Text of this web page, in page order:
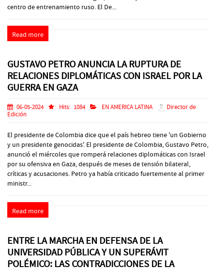
centro de entrenamiento ruso. El De...
Read more
GUSTAVO PETRO ANUNCIA LA RUPTURA DE
RELACIONES DIPLOMÁTICAS CON ISRAEL POR LA
GUERRA EN GAZA
06-05-2024 Hits: 1084 EN AMERICA LATINA
Director de
Edición
El presidente de Colombia dice que el país hebreo tiene 'un Gobierno
y un presidente genocidas'. El presidente de Colombia, Gustavo Petro,
anunció el miércoles que romperá relaciones diplomáticas con Israel
por su ofensiva en Gaza, después de meses de tensión bilateral,
críticas y acusaciones. Petro ya había criticado fuertemente al primer
ministr...
Read more
ENTRE LA MARCHA EN DEFENSA DE LA
UNIVERSIDAD PÚBLICA Y UN SUPERÁVIT
POLÉMICO: LAS CONTRADICCIONES DE LA